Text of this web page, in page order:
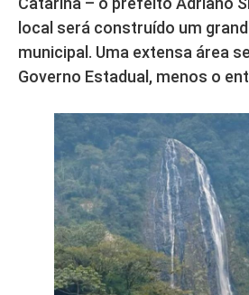
local será construído um
municipal. Uma extensa área
Governo Estadual, menos o